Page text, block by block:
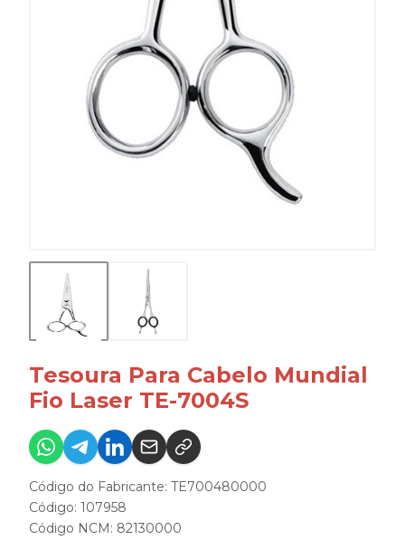
Tesoura Para Cabelo Mundial
Fio Laser TE-7004S
Código do Fabricante: TE700480000
Código: 107958
Código NCM: 82130000